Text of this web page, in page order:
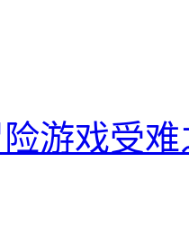
游戏受